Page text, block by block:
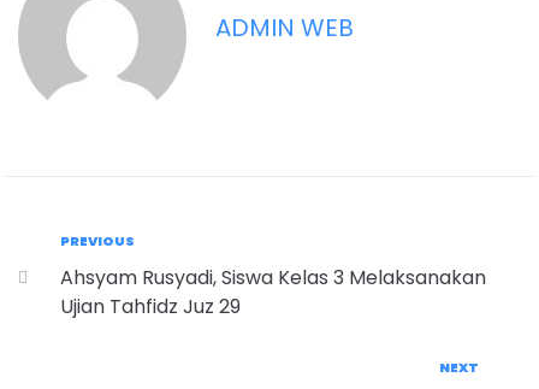
ADMIN WEB
PREVIOUS
Ahsyam Rusyadi, Siswa Kelas 3 Melaksanakan
Ujian Tahfidz Juz 29
NEXT